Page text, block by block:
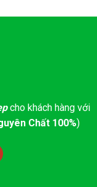
cho khách hàng với
Chất 100%)